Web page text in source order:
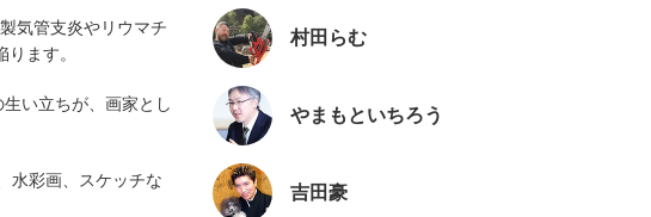
気管支炎やリウマチ
ます。
い立ちが、画家とし
水彩画、スケッチな
村田らむ
やまもといちろう
吉田豪